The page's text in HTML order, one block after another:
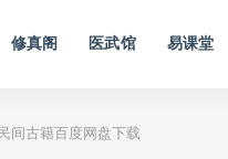
修真阁 医武馆 易课堂
间古籍百度网盘下载